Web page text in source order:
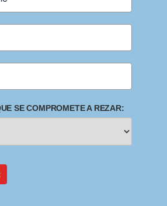
SE COMPROMETE A REZAR: